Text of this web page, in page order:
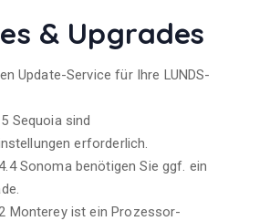
& Upgrades
Update-Service für Ihre LUNDS-
Sequoia sind
erforderlich.
Sonoma benötigen Sie ggf. ein
Monterey ist ein Prozessor-